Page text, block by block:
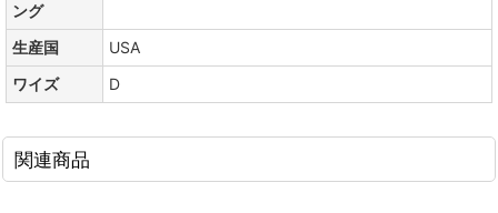
ング
生産国
USA
ワイズ
D
関連商品